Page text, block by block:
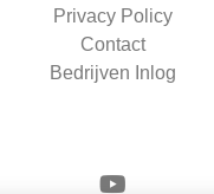
Privacy Policy
Contact
Bedrijven Inlog